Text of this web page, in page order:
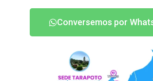
Conversemos por